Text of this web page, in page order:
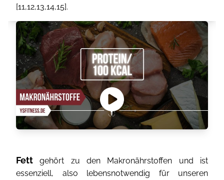
[11,12,13,14,15].
Fett gehört zu den Makronährstoffen und ist
essenziell, also lebensnotwendig für unseren